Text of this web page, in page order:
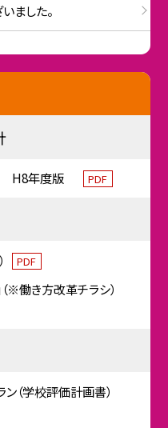
ました。
H8年度版 PDF
PDF
※働き方改革チラシ）
（学校評価計画書）